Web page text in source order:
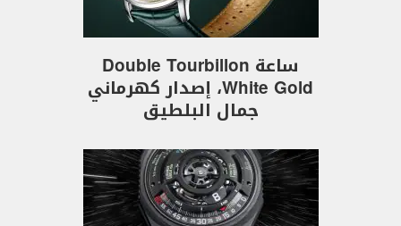
ساعة Double Tourbillon
White Gold، إصدار كهرماني
جمال البلطيق